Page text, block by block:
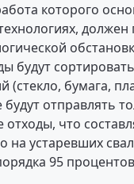
которого
должен
будут
(стекло, бумага,
отправлять
что
на устаревших
95